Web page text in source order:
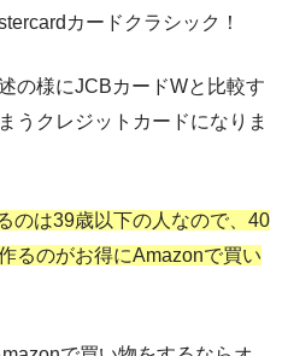
カードクラシック！
の様にJCBカードWと比較す
うクレジットカードになりま
のは39歳以下の人なので、40
るのがお得にAmazonで買い